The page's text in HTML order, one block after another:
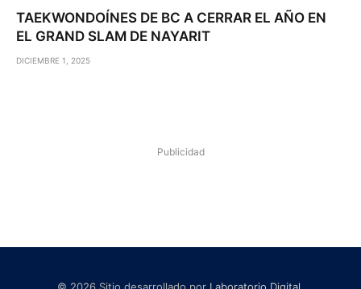
TAEKWONDOÍNES DE BC A CERRAR EL AÑO EN
EL GRAND SLAM DE NAYARIT
DICIEMBRE 1, 2025
Publicidad